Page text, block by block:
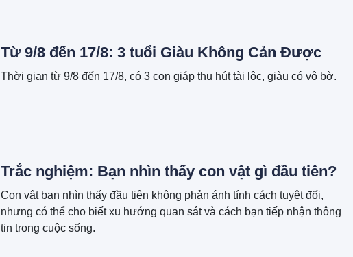
Từ 9/8 đến 17/8: 3 tuổi Giàu Không Cản Được
Thời gian từ 9/8 đến 17/8, có 3 con giáp thu hút tài lộc, giàu có vô bờ.
Trắc nghiệm: Bạn nhìn thấy con vật gì đầu tiên?
Con vật bạn nhìn thấy đầu tiên không phản ánh tính cách tuyệt đối,
nhưng có thể cho biết xu hướng quan sát và cách bạn tiếp nhận thông
tin trong cuộc sống.